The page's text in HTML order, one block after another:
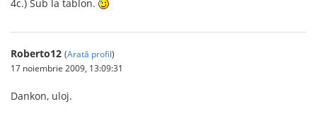
4c.) Sub la tablon.
Roberto12 (Arată profil)
17 noiembrie 2009, 13:09:31
Dankon, uloj.